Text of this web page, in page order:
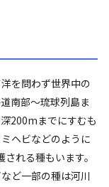
を問わず世界中の
南部～琉球列島ま
200mまでにすむも
ヘビなどのように
れる種もいます。
ど一部の種は河川